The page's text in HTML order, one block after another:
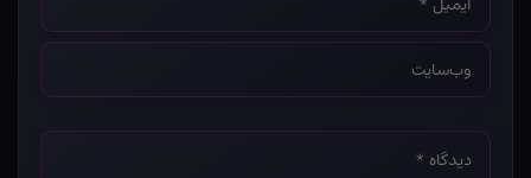
*
وب‌سایت
*
دیدگاه